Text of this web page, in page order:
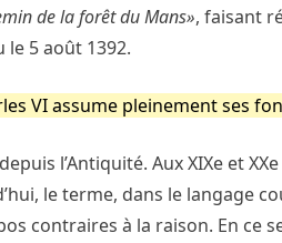
de la forêt du Mans», faisant
le 5 août 1392.
VI assume pleinement ses
l’Antiquité. Aux XIXe et
le terme, dans le langage
contraires à la raison. En ce